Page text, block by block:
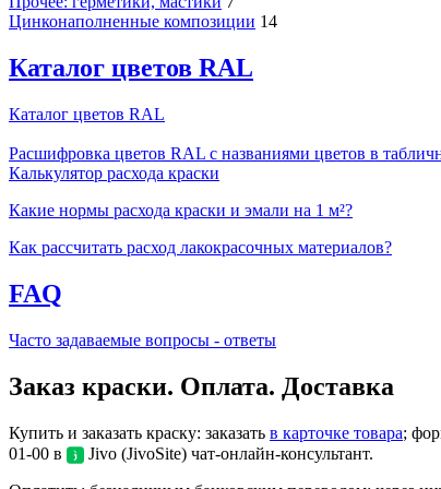
Цинконаполненные композиции 14
Каталог цветов RAL
Каталог цветов RAL
Расшифровка цветов RAL с названиями цветов в
Калькулятор расхода краски
Какие нормы расхода краски и эмали на 1 м²?
Как рассчитать расход лакокрасочных материалов?
FAQ
Часто задаваемые вопросы - ответы
Заказ краски. Оплата. Доставка
Купить и заказать краску: заказать в карточке товара;
01-00 в
Jivo (JivoSite) чат-онлайн-консультант.